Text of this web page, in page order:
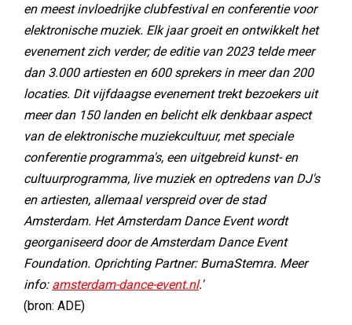
en meest invloedrijke clubfestival en conferentie voor
elektronische muziek. Elk jaar groeit en ontwikkelt het
evenement zich verder; de editie van 2023 telde meer
dan 3.000 artiesten en 600 sprekers in meer dan 200
locaties. Dit vijfdaagse evenement trekt bezoekers uit
meer dan 150 landen en belicht elk denkbaar aspect
van de elektronische muziekcultuur, met speciale
conferentie programma's, een uitgebreid kunst- en
cultuurprogramma, live muziek en optredens van DJ's
en artiesten, allemaal verspreid over de stad
Amsterdam. Het Amsterdam Dance Event wordt
georganiseerd door de Amsterdam Dance Event
Foundation. Oprichting Partner: BumaStemra. Meer
info: amsterdam-dance-event.nl.'
(bron: ADE)